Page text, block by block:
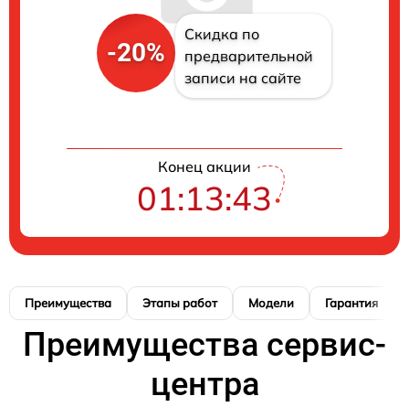
-20%
Скидка по
предварительной
записи на сайте
Конец акции
01:13:42
Преимущества Этапы работ Модели Гарантия
Преимущества сервис-
центра